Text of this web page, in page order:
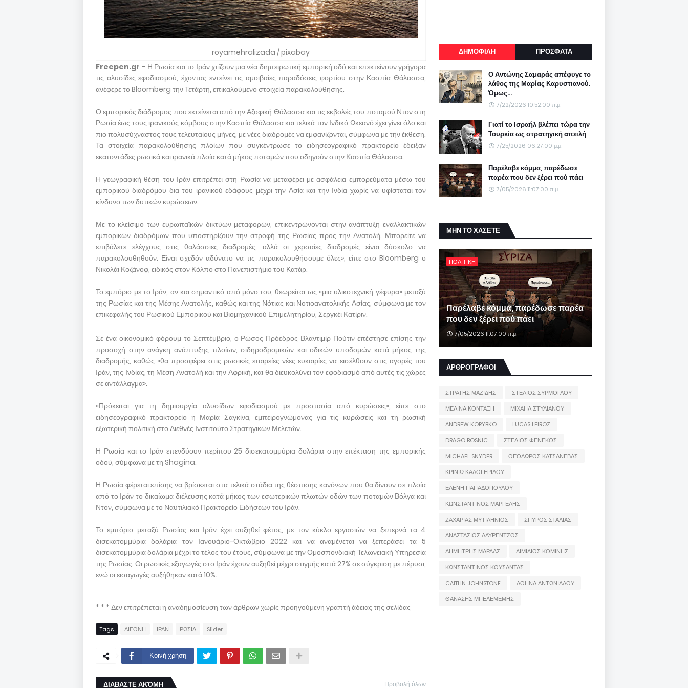
royamehralizada / pixabay
Freepen.gr - Η Ρωσία και το Ιράν χτίζουν μια νέα διηπειρωτική εμπορική οδό και επεκτείνουν γρήγορα
τις αλυσίδες εφοδιασμού, έχοντας εντείνει τις αμοιβαίες παραδόσεις φορτίου στην Κασπία Θάλασσα,
ανέφερε το Bloomberg την Τετάρτη, επικαλούμενο στοιχεία παρακολούθησης.
Ο εμπορικός διάδρομος που εκτείνεται από την Αζοφική Θάλασσα και τις εκβολές του ποταμού Ντον στη
Ρωσία έως τους ιρανικούς κόμβους στην Κασπία Θάλασσα και τελικά τον Ινδικό Ωκεανό έχει γίνει όλο και
πιο πολυσύχναστος τους τελευταίους μήνες, με νέες διαδρομές να εμφανίζονται, σύμφωνα με την έκθεση.
Τα στοιχεία παρακολούθησης πλοίων που συγκέντρωσε το ειδησεογραφικό πρακτορείο έδειξαν
εκατοντάδες ρωσικά και ιρανικά πλοία κατά μήκος ποταμών που οδηγούν στην Κασπία Θάλασσα.
Η γεωγραφική θέση του Ιράν επιτρέπει στη Ρωσία να μεταφέρει με ασφάλεια εμπορεύματα μέσω του
εμπορικού διαδρόμου δια του ιρανικού εδάφους μέχρι την Ασία και την Ινδία χωρίς να υφίσταται τον
κίνδυνο των δυτικών κυρώσεων.
Με το κλείσιμο των ευρωπαϊκών δικτύων μεταφορών, επικεντρώνονται στην ανάπτυξη εναλλακτικών
εμπορικών διαδρόμων που υποστηρίζουν την στροφή της Ρωσίας προς την Ανατολή. Μπορείτε να
επιβάλετε ελέγχους στις θαλάσσιες διαδρομές, αλλά οι χερσαίες διαδρομές είναι δύσκολο να
παρακολουθηθούν. Είναι σχεδόν αδύνατο να τις παρακολουθήσουμε όλες», είπε στο Bloomberg ο
Νικολάι Κοζάνοφ, ειδικός στον Κόλπο στο Πανεπιστήμιο του Κατάρ.
Το εμπόριο με το Ιράν, αν και σημαντικό από μόνο του, θεωρείται ως «μια υλικοτεχνική γέφυρα» μεταξύ
της Ρωσίας και της Μέσης Ανατολής, καθώς και της Νότιας και Νοτιοανατολικής Ασίας, σύμφωνα με τον
επικεφαλής του Ρωσικού Εμπορικού και Βιομηχανικού Επιμελητηρίου, Σεργκέι Κατίριν.
Σε ένα οικονομικό φόρουμ το Σεπτέμβριο, ο Ρώσος Πρόεδρος Βλαντιμίρ Πούτιν επέστησε επίσης την
προσοχή στην ανάγκη ανάπτυξης πλοίων, σιδηροδρομικών και οδικών υποδομών κατά μήκος της
διαδρομής, καθώς «θα προσφέρει στις ρωσικές εταιρείες νέες ευκαιρίες να εισέλθουν στις αγορές του
Ιράν, της Ινδίας, τη Μέση Ανατολή και την Αφρική, και θα διευκολύνει τον εφοδιασμό από αυτές τις χώρες
σε αντάλλαγμα».
«Πρόκειται για τη δημιουργία αλυσίδων εφοδιασμού με προστασία από κυρώσεις», είπε στο
ειδησεογραφικό πρακτορείο η Μαρία Σαγκίνα, εμπειρογνώμονας για τις κυρώσεις και τη ρωσική
εξωτερική πολιτική στο Διεθνές Ινστιτούτο Στρατηγικών Μελετών.
Η Ρωσία και το Ιράν επενδύουν περίπου 25 δισεκατομμύρια δολάρια στην επέκταση της εμπορικής
οδού, σύμφωνα με τη Shagina.
Η Ρωσία φέρεται επίσης να βρίσκεται στα τελικά στάδια της θέσπισης κανόνων που θα δίνουν σε πλοία
από το Ιράν το δικαίωμα διέλευσης κατά μήκος των εσωτερικών πλωτών οδών των ποταμών Βόλγα και
Ντον, σύμφωνα με το Ναυτιλιακό Πρακτορείο Ειδήσεων του Ιράν.
Το εμπόριο μεταξύ Ρωσίας και Ιράν έχει αυξηθεί φέτος, με τον κύκλο εργασιών να ξεπερνά τα 4
δισεκατομμύρια δολάρια τον Ιανουάριο-Οκτώβριο 2022 και να αναμένεται να ξεπεράσει τα 5
δισεκατομμύρια δολάρια μέχρι το τέλος του έτους, σύμφωνα με την Ομοσπονδιακή Τελωνειακή Υπηρεσία
της Ρωσίας. Οι ρωσικές εξαγωγές στο Ιράν έχουν αυξηθεί μέχρι στιγμής κατά 27% σε σύγκριση με πέρυσι,
ενώ οι εισαγωγές αυξήθηκαν κατά 10%.
* * * Δεν επιτρέπεται η αναδημοσίευση των άρθρων χωρίς προηγούμενη γραπτή άδειας της σελίδας
Tags ΔΙΕΘΝΗ ΙΡΑΝ ΡΩΣΙΑ Slider
Κοινή χρήση
ΔΙΑΒΑΣΤΕ ΑΚΌΜΗ Προβολή όλων
ΔΗΜΟΦΙΛΗ ΠΡΟΣΦΑΤΑ
Ο Αντώνης Σαμαράς απέφυγε το
λάθος της Μαρίας Καρυστιανού.
Όμως...
7/22/2026 10:52:00 π.μ.
Γιατί το Ισραήλ βλέπει τώρα την
Τουρκία ως στρατηγική απειλή
7/25/2026 06:27:00 μ.μ.
Παρέλαβε κόμμα, παρέδωσε
παρέα που δεν ξέρει πού πάει
7/05/2026 11:07:00 π.μ.
ΜΗΝ ΤΟ ΧΑΣΕΤΕ
ΠΟΛΙΤΙΚΗ
Παρέλαβε κόμμα, παρέδωσε παρέα
που δεν ξέρει πού πάει
7/05/2026 11:07:00 π.μ.
ΑΡΘΡΟΓΡΑΦΟΙ
ΣΤΡΑΤΗΣ ΜΑΖΙΔΗΣ
ΣΤΕΛΙΟΣ ΣΥΡΜΟΓΛΟΥ
ΜΕΛΙΝΑ ΚΟΝΤΑΞΗ
ΜΙΧΑΗΛ ΣΤΥΛΙΑΝΟΥ
ANDREW KORYBKO
LUCAS LEIROZ
DRAGO BOSNIC
ΣΤΕΛΙΟΣ ΦΕΝΕΚΟΣ
MICHAEL SNYDER
ΘΕΟΔΩΡΟΣ ΚΑΤΣΑΝΕΒΑΣ
ΚΡΙΝΙΩ ΚΑΛΟΓΕΡΙΔΟΥ
ΕΛΕΝΗ ΠΑΠΑΔΟΠΟΥΛΟΥ
ΚΩΝΣΤΑΝΤΙΝΟΣ ΜΑΡΓΕΛΗΣ
ΖΑΧΑΡΙΑΣ ΜΥΤΙΛΗΝΙΟΣ
ΣΠΥΡΟΣ ΣΤΑΛΙΑΣ
ΑΝΑΣΤΑΣΙΟΣ ΛΑΥΡΕΝΤΖΟΣ
ΔΗΜΗΤΡΗΣ ΜΑΡΔΑΣ
ΑΙΜΙΛΙΟΣ ΚΟΜΙΝΗΣ
ΚΩΝΣΤΑΝΤΙΝΟΣ ΚΟΥΣΑΝΤΑΣ
CAITLIN JOHNSTONE
ΑΘΗΝΑ ΑΝΤΩΝΙΑΔΟΥ
ΘΑΝΑΣΗΣ ΜΠΕΛΕΜΕΜΗΣ